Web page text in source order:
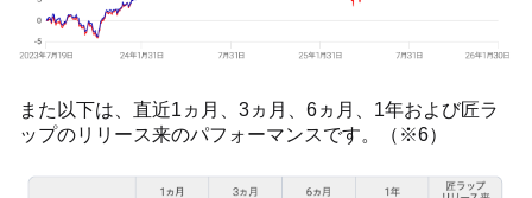
また以下は、直近1ヵ月、3ヵ月、6ヵ月、1年および匠ラ
ップのリリース来のパフォーマンスです。（※6）